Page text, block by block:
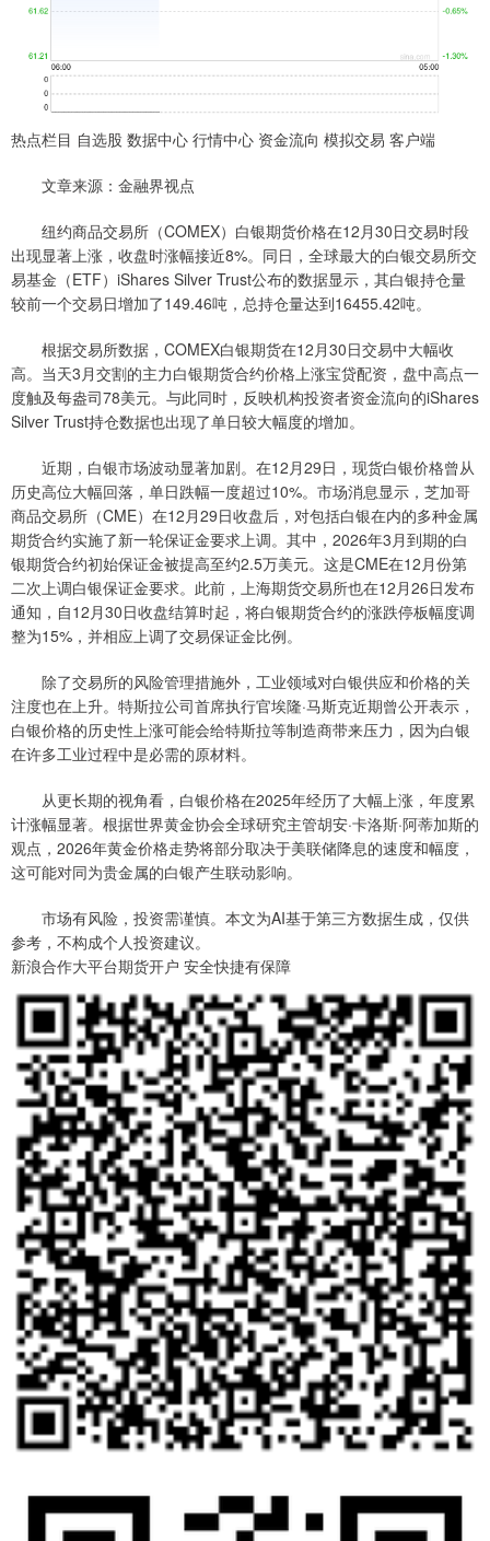
热点栏目 自选股 数据中心 行情中心 资金流向 模拟交易 客户端
文章来源：金融界视点
纽约商品交易所（COMEX）白银期货价格在12月30日交易时段
出现显著上涨，收盘时涨幅接近8%。同日，全球最大的白银交易所交
易基金（ETF）iShares Silver Trust公布的数据显示，其白银持仓量
较前一个交易日增加了149.46吨，总持仓量达到16455.42吨。
根据交易所数据，COMEX白银期货在12月30日交易中大幅收
高。当天3月交割的主力白银期货合约价格上涨宝贷配资，盘中高点一
度触及每盎司78美元。与此同时，反映机构投资者资金流向的iShares
Silver Trust持仓数据也出现了单日较大幅度的增加。
近期，白银市场波动显著加剧。在12月29日，现货白银价格曾从
历史高位大幅回落，单日跌幅一度超过10%。市场消息显示，芝加哥
商品交易所（CME）在12月29日收盘后，对包括白银在内的多种金属
期货合约实施了新一轮保证金要求上调。其中，2026年3月到期的白
银期货合约初始保证金被提高至约2.5万美元。这是CME在12月份第
二次上调白银保证金要求。此前，上海期货交易所也在12月26日发布
通知，自12月30日收盘结算时起，将白银期货合约的涨跌停板幅度调
整为15%，并相应上调了交易保证金比例。
除了交易所的风险管理措施外，工业领域对白银供应和价格的关
注度也在上升。特斯拉公司首席执行官埃隆·马斯克近期曾公开表示，
白银价格的历史性上涨可能会给特斯拉等制造商带来压力，因为白银
在许多工业过程中是必需的原材料。
从更长期的视角看，白银价格在2025年经历了大幅上涨，年度累
计涨幅显著。根据世界黄金协会全球研究主管胡安·卡洛斯·阿蒂加斯的
观点，2026年黄金价格走势将部分取决于美联储降息的速度和幅度，
这可能对同为贵金属的白银产生联动影响。
市场有风险，投资需谨慎。本文为AI基于第三方数据生成，仅供
参考，不构成个人投资建议。
新浪合作大平台期货开户 安全快捷有保障